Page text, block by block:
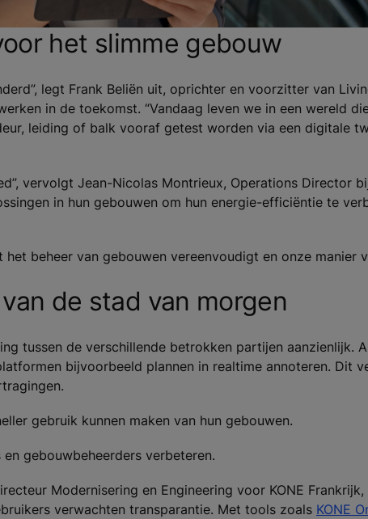
het slimme gebouw
legt Frank Beliën uit, oprichter en voorzitter van
in de toekomst. “Vandaag leven we in een wereld
leiding of balk vooraf getest worden via een digitale
vervolgt Jean-Nicolas Montrieux, Operations Director
in hun gebouwen om hun energie-efficiëntie te
beheer van gebouwen vereenvoudigt en onze manier
de stad van morgen
tussen de verschillende betrokken partijen aanzienlijk.
bijvoorbeeld plannen in realtime annoteren. Dit
gebruik kunnen maken van hun gebouwen.
gebouwbeheerders verbeteren.
Modernisering en Engineering voor KONE Frankrijk,
verwachten transparantie. Met tools zoals KONE